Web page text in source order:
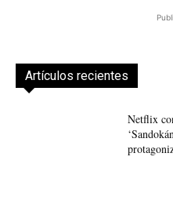
Artículos recientes
Netflix